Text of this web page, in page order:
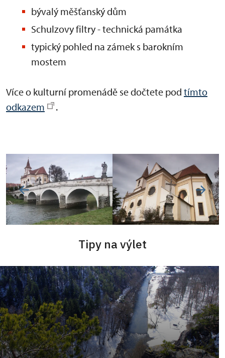
bývalý měšťanský dům
Schulzovy filtry - technická památka
typický pohled na zámek s barokním
mostem
Více o kulturní promenádě se dočtete pod tímto
odkazem
.
Tipy na výlet